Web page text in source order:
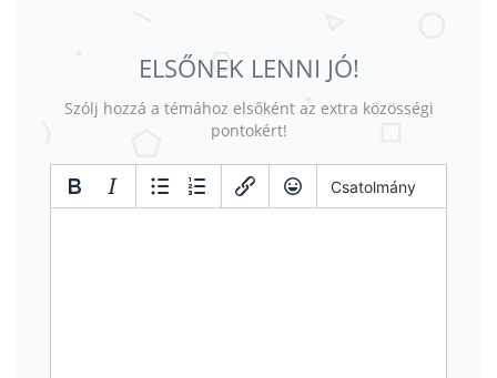
ELSŐNEK LENNI JÓ!
Szólj hozzá a témához elsőként az extra közösségi
pontokért!
Csatolmány